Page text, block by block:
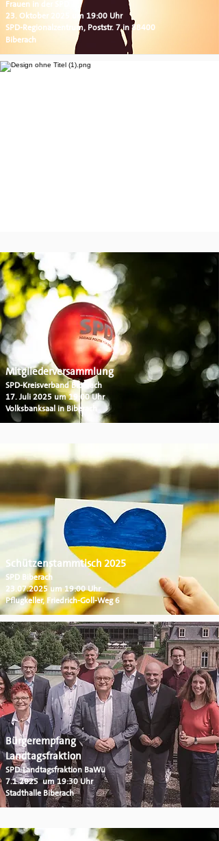
Frauen in der SPD
23. Oktober 2025 um 19:00 Uhr
SPD-Regionalzentrum, Poststr. 7 in 88400
Biberach
Mitgliederversammlung
SPD-Kreisverband Biberach
17. Juli 2025 um 19:00 Uhr
Volksbanksaal in Biberach
Schützenstammtisch 2025
SPD Biberach
23.07.2025 um 19:00 Uhr
Pflugkeller, Friedrich-Goll-Weg 6
Bürgerempfang
Landtagsfraktion
SPD-Landtagsfraktion BaWü
7.1.2025 um 19:30 Uhr
Stadthalle Biberach